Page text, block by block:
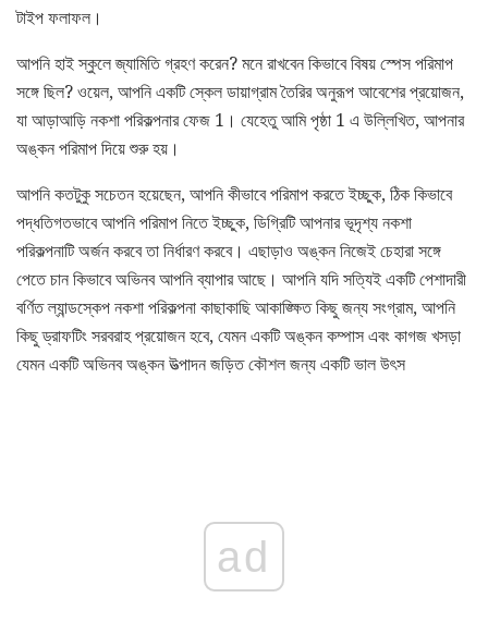
টাইপ ফলাফল।
আপনি হাই স্কুলে জ্যামিতি গ্রহণ করেন? মনে রাখবেন কিভাবে বিষয় স্পেস পরিমাপ
সঙ্গে ছিল? ওয়েল, আপনি একটি স্কেল ডায়াগ্রাম তৈরির অনুরূপ আবেশের প্রয়োজন,
যা আড়াআড়ি নকশা পরিকল্পনার ফেজ 1। যেহেতু আমি পৃষ্ঠা 1 এ উল্লিখিত, আপনার
অঙ্কন পরিমাপ দিয়ে শুরু হয়।
আপনি কতটুকু সচেতন হয়েছেন, আপনি কীভাবে পরিমাপ করতে ইচ্ছুক, ঠিক কিভাবে
পদ্ধতিগতভাবে আপনি পরিমাপ নিতে ইচ্ছুক, ডিগ্রিটি আপনার ভূদৃশ্য নকশা
পরিকল্পনাটি অর্জন করবে তা নির্ধারণ করবে। এছাড়াও অঙ্কন নিজেই চেহারা সঙ্গে
পেতে চান কিভাবে অভিনব আপনি ব্যাপার আছে। আপনি যদি সত্যিই একটি পেশাদারী
বর্ণিত ল্যান্ডস্কেপ নকশা পরিকল্পনা কাছাকাছি আকাঙ্ক্ষিত কিছু জন্য সংগ্রাম, আপনি
কিছু ড্রাফটিং সরবরাহ প্রয়োজন হবে, যেমন একটি অঙ্কন কম্পাস এবং কাগজ খসড়া
যেমন একটি অভিনব অঙ্কন উত্পাদন জড়িত কৌশল জন্য একটি ভাল উৎস
ad